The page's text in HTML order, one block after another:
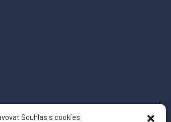
Souhlas s cookies